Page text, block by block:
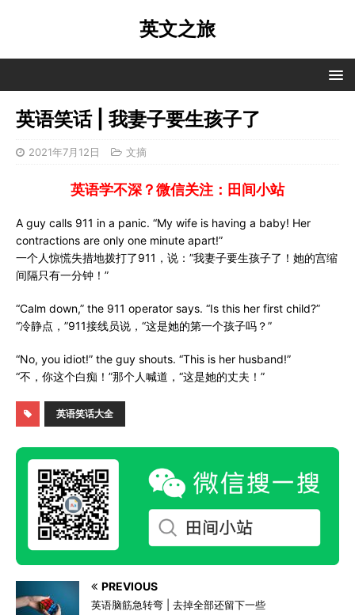
英文之旅
英语笑话 | 我妻子要生孩子了
2021年7月12日 文摘
英语学不深？微信关注：田间小站
A guy calls 911 in a panic. “My wife is having a baby! Her
contractions are only one minute apart!”
一个人惊慌失措地拨打了911，说：”我妻子要生孩子了！她的宫缩
间隔只有一分钟！”
“Calm down,” the 911 operator says. “Is this her first child?”
“冷静点，”911接线员说，“这是她的第一个孩子吗？”
“No, you idiot!” the guy shouts. “This is her husband!”
“不，你这个白痴！”那个人喊道，“这是她的丈夫！”
英语笑话大全
PREVIOUS
英语脑筋急转弯 | 去掉全部还留下一些